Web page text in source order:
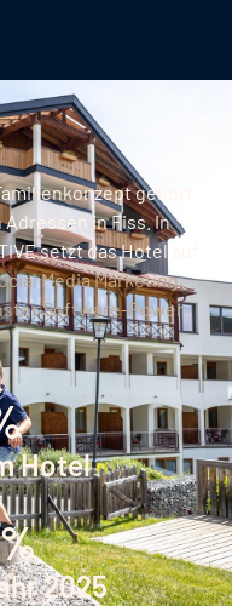
gehört
in Fiss. In
setzt das Hotel auf
Media Marketing,
Software-Power
Hotel
2025